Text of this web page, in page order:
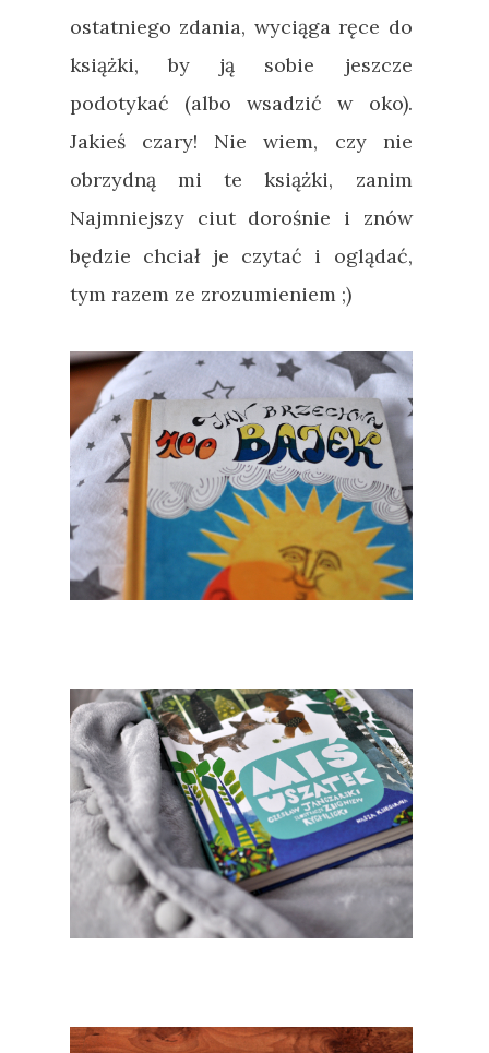
ostatniego zdania, wyciąga ręce do
książki, by ją sobie jeszcze
podotykać (albo wsadzić w oko).
Jakieś czary! Nie wiem, czy nie
obrzydną mi te książki, zanim
Najmniejszy ciut dorośnie i znów
będzie chciał je czytać i oglądać,
tym razem ze zrozumieniem ;)